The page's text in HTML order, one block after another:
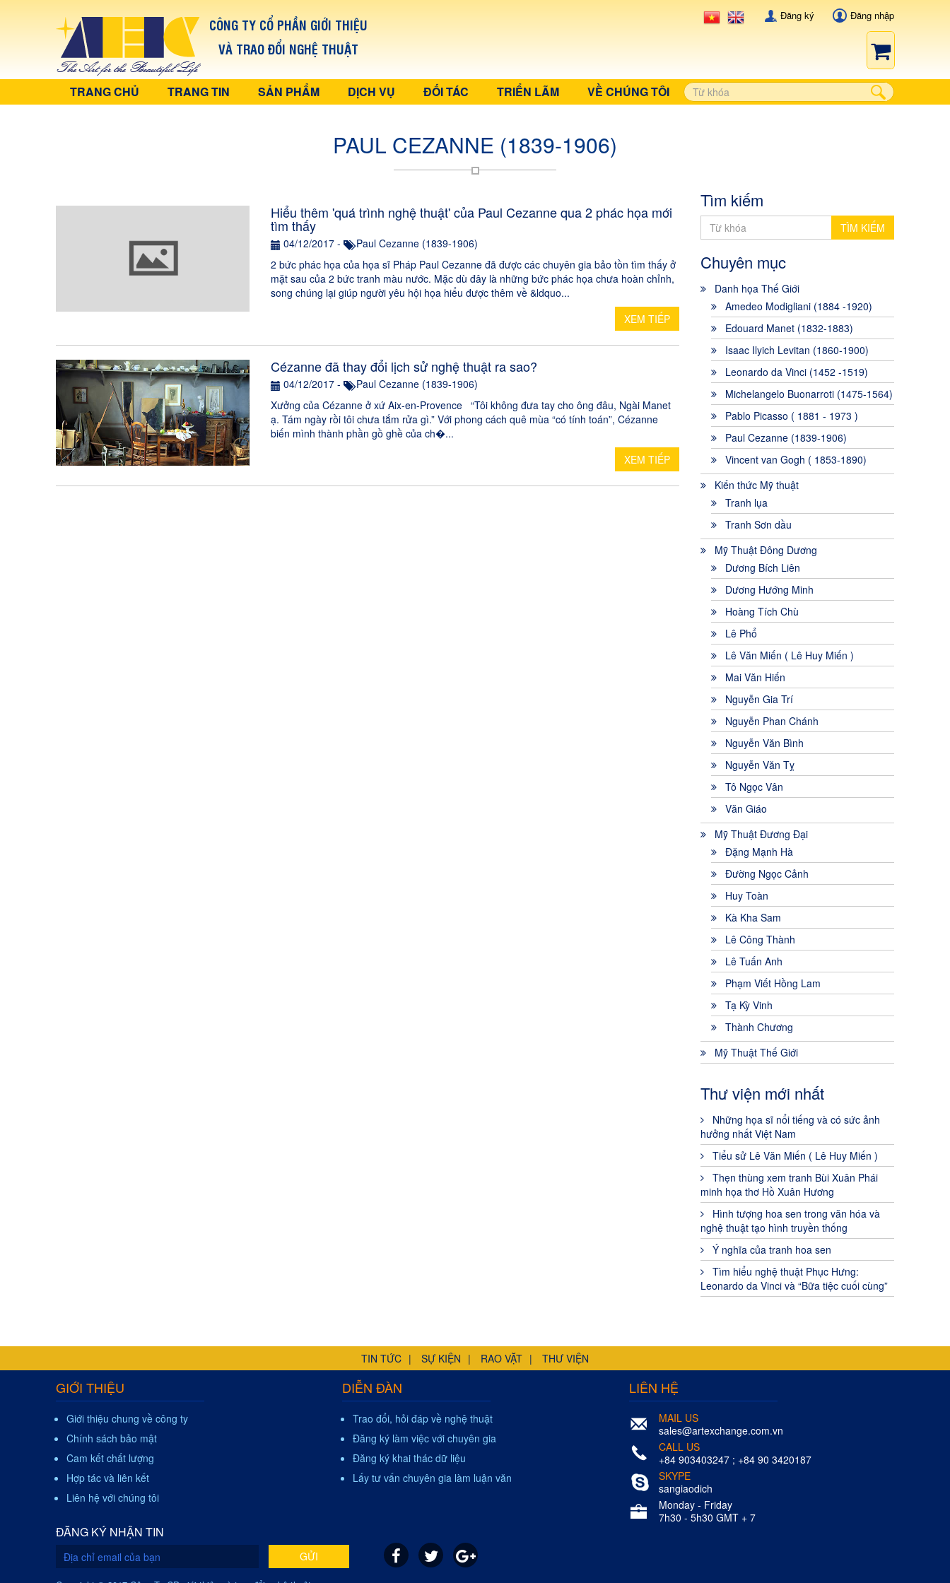
CÔNG TY CỔ PHẦN GIỚI THIỆU
VÀ TRAO ĐỔI NGHỆ THUẬT
Đăng ký Đăng nhập
TRANG CHỦ TRANG TIN SẢN PHẨM DỊCH VỤ ĐỐI TÁC TRIỂN LÃM VỀ CHÚNG TÔI
PAUL CEZANNE (1839-1906)
Hiểu thêm 'quá trình nghệ thuật' của Paul Cezanne qua 2 phác họa mới
tìm thấy
04/12/2017 -
Paul Cezanne (1839-1906)
2 bức phác họa của họa sĩ Pháp Paul Cezanne đã được các chuyên gia bảo tồn tìm thấy ở
mặt sau của 2 bức tranh màu nước. Mặc dù đây là những bức phác họa chưa hoàn chỉnh,
song chúng lại giúp người yêu hội họa hiểu được thêm về &ldquo...
XEM TIẾP
Cézanne đã thay đổi lịch sử nghệ thuật ra sao?
04/12/2017 -
Paul Cezanne (1839-1906)
Xưởng của Cézanne ở xứ Aix-en-Provence “Tôi không đưa tay cho ông đâu, Ngài Manet
ạ. Tám ngày rồi tôi chưa tắm rửa gì.” Với phong cách quê mùa “có tính toán”, Cézanne
biến mình thành phần gồ ghề của ch�...
XEM TIẾP
Tìm kiếm
TÌM KIẾM
Chuyên mục
Danh họa Thế Giới
Amedeo Modigliani (1884 -1920)
Edouard Manet (1832-1883)
Isaac Ilyich Levitan (1860-1900)
Leonardo da Vinci (1452 -1519)
Michelangelo Buonarroti (1475-1564)
Pablo Picasso ( 1881 - 1973 )
Paul Cezanne (1839-1906)
Vincent van Gogh ( 1853-1890)
Kiến thức Mỹ thuật
Tranh lụa
Tranh Sơn dầu
Mỹ Thuật Đông Dương
Dương Bích Liên
Dương Hướng Minh
Hoàng Tích Chù
Lê Phổ
Lê Văn Miến ( Lê Huy Miến )
Mai Văn Hiến
Nguyễn Gia Trí
Nguyễn Phan Chánh
Nguyễn Văn Bình
Nguyễn Văn Tỵ
Tô Ngọc Vân
Văn Giáo
Mỹ Thuật Đương Đại
Đặng Mạnh Hà
Đường Ngọc Cảnh
Huy Toàn
Kà Kha Sam
Lê Công Thành
Lê Tuấn Anh
Phạm Viết Hồng Lam
Tạ Kỳ Vinh
Thành Chương
Mỹ Thuật Thế Giới
Thư viện mới nhất
Những họa sĩ nổi tiếng và có sức ảnh
hưởng nhất Việt Nam
Tiểu sử Lê Văn Miến ( Lê Huy Miến )
Thẹn thùng xem tranh Bùi Xuân Phái
minh họa thơ Hồ Xuân Hương
Hình tượng hoa sen trong văn hóa và
nghệ thuật tạo hình truyền thống
Ý nghĩa của tranh hoa sen
Tìm hiểu nghệ thuật Phục Hưng:
Leonardo da Vinci và “Bữa tiệc cuối cùng”
TIN TỨC SỰ KIỆN RAO VẶT THƯ VIỆN
GIỚI THIỆU
Giới thiệu chung về công ty
Chính sách bảo mật
Cam kết chất lượng
Hợp tác và liên kết
Liên hệ với chúng tôi
DIỄN ĐÀN
Trao đổi, hỏi đáp về nghệ thuật
Đăng ký làm việc với chuyên gia
Đăng ký khai thác dữ liệu
Lấy tư vấn chuyên gia làm luận văn
ĐĂNG KÝ NHẬN TIN
GỬI
LIÊN HỆ
MAIL US
sales@artexchange.com.vn
CALL US
+84 903403247 ; +84 90 3420187
SKYPE
sangiaodich
Monday - Friday
7h30 - 5h30 GMT + 7